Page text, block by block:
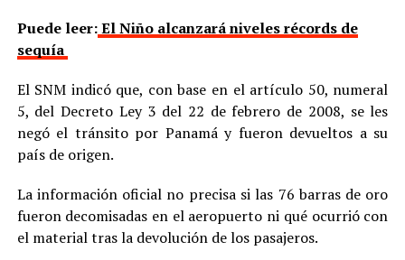
Puede leer:El Niño alcanzará niveles récords de
sequía
El SNM indicó que, con base en el artículo 50, numeral
5, del Decreto Ley 3 del 22 de febrero de 2008, se les
negó el tránsito por Panamá y fueron devueltos a su
país de origen.
La información oficial no precisa si las 76 barras de oro
fueron decomisadas en el aeropuerto ni qué ocurrió con
el material tras la devolución de los pasajeros.